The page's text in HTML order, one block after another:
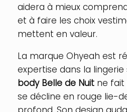
aidera à mieux
et à faire les choix
mettent en valeur.
La marque Ohyeah est
expertise dans la lingerie
body Belle de Nuit ne fait
se décline en rouge lie-